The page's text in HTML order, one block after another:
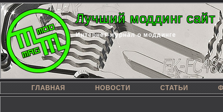
Лучший моддинг сайт
Интернет-журнал о моддинге
ГЛАВНАЯ НОВОСТИ СТАТЬИ